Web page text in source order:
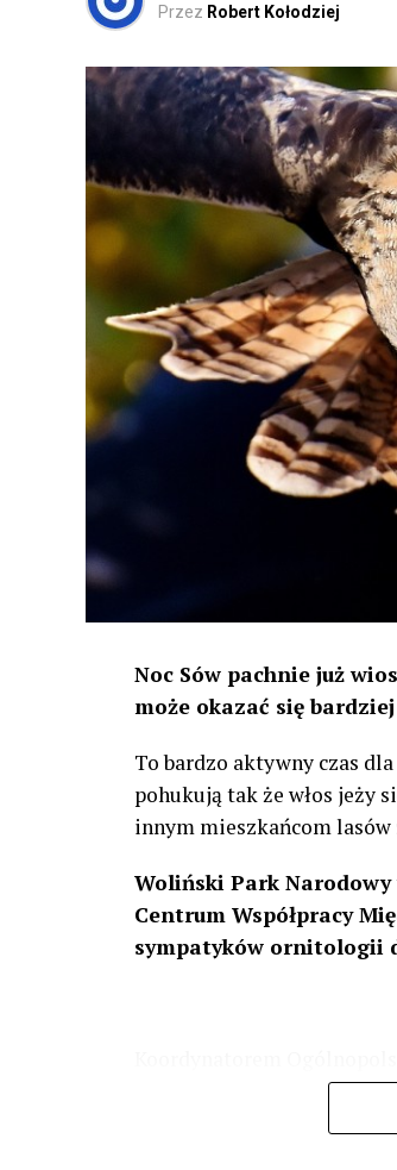
Przez Robert Kołodziej
Noc Sów pachnie już
może okazać się
To bardzo aktywny czas
pohukują tak że włos jeży
innym mieszkańcom
Woliński Park Narodowy
Centrum Współpracy
sympatyków ornitologii
odbędzie się w dniach24 i